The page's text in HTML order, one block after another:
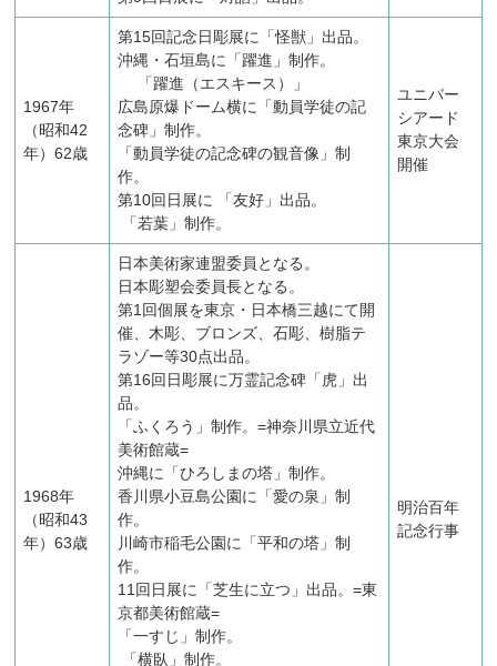
1967年
（昭和42
年）62歳
第15回記念日彫展に「怪獣」出品。
沖縄・石垣島に「躍進」制作。
「躍進（エスキース）」
広島原爆ドーム横に「動員学徒の記
念碑」制作。
「動員学徒の記念碑の観音像」制
作。
第10回日展に 「友好」出品。
「若葉」制作。
ユニバー
シアード
東京大会
開催
1968年
（昭和43
年）63歳
日本美術家連盟委員となる。
日本彫塑会委員長となる。
第1回個展を東京・日本橋三越にて開
催、木彫、ブロンズ、石彫、樹脂テ
ラゾー等30点出品。
第16回日彫展に万霊記念碑「虎」出
品。
「ふくろう」制作。=神奈川県立近代
美術館蔵=
沖縄に「ひろしまの塔」制作。
香川県小豆島公園に「愛の泉」制
作。
川崎市稲毛公園に「平和の塔」制
作。
11回日展に「芝生に立つ」出品。=東
京都美術館蔵=
「一すじ」制作。
「横臥」制作。
明治百年
記念行事